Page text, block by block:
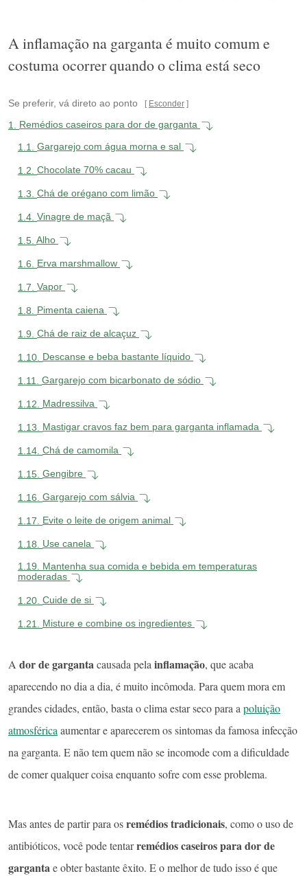
A inflamação na garganta é muito comum e
costuma ocorrer quando o clima está seco
Se preferir, vá direto ao ponto Esconder
1.
Remédios caseiros para dor de garganta
1.1.
Gargarejo com água morna e sal
1.2. Chocolate 70% cacau
1.3. Chá de orégano com limão
1.4. Vinagre de maçã
1.5. Alho
1.6. Erva marshmallow
1.7. Vapor
1.8. Pimenta caiena
1.9. Chá de raiz de alcaçuz
1.10. Descanse e beba bastante líquido
1.11. Gargarejo com bicarbonato de sódio
1.12. Madressilva
1.13. Mastigar cravos faz bem para garganta inflamada
1.14. Chá de camomila
1.15. Gengibre
1.16. Gargarejo com sálvia
1.17. Evite o leite de origem animal
1.18. Use canela
1.19.
Mantenha sua comida e bebida em temperaturas
moderadas
1.20. Cuide de si
1.21. Misture e combine os ingredientes
A dor de garganta causada pela inflamação, que acaba
aparecendo no dia a dia, é muito incômoda. Para quem mora em
grandes cidades, então, basta o clima estar seco para a poluição
atmosférica aumentar e aparecerem os sintomas da famosa infecção
na garganta. E não tem quem não se incomode com a dificuldade
de comer qualquer coisa enquanto sofre com esse problema.
Mas antes de partir para osremédios tradicionais, como o uso de
antibióticos, você pode tentarremédios caseiros para dor de
garganta e obter bastante êxito. E o melhor de tudo isso é que